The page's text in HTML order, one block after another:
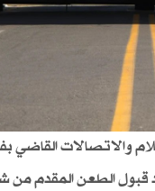
قبول الطعن المقدم